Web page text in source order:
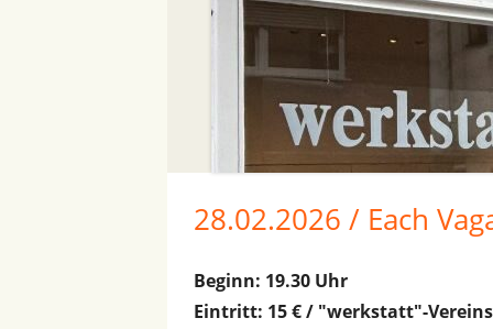
28.02.2026 / Each
Beginn: 19.30 Uhr
Eintritt: 15 € / "werkstatt"-